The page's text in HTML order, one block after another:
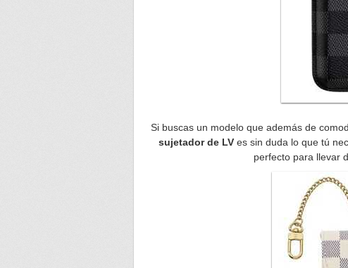
Si buscas un modelo que además de
sujetador de LVes sin duda lo que tú
perfecto para llevar